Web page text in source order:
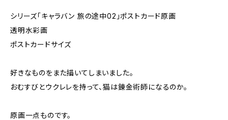
シリーズ「キャラバン 旅の途中02」ポストカード原画
透明水彩画
ポストカードサイズ
好きなものをまた描いてしまいました。
おむすびとウクレレを持って、猫は錬金術師になるのか。
原画一点ものです。